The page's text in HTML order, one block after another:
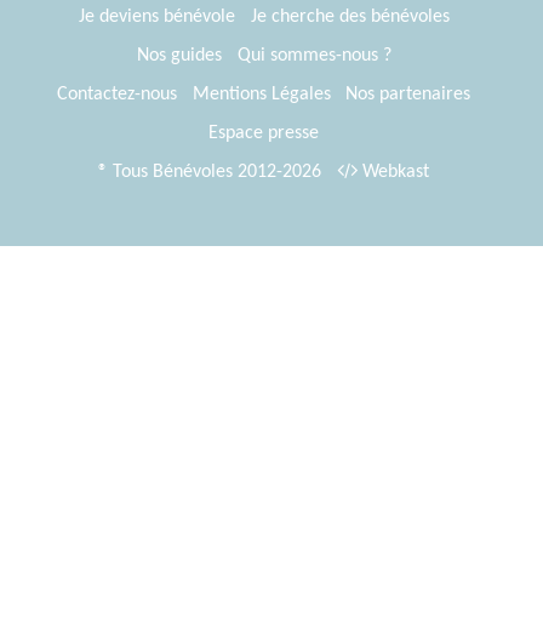
Je deviens bénévole
Je cherche des bénévoles
Nos guides
Qui sommes-nous ?
Contactez-nous
Mentions Légales
Nos partenaires
Espace presse
® Tous Bénévoles 2012-2026
Webkast